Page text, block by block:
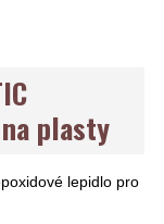
plasty
lepidlo pro